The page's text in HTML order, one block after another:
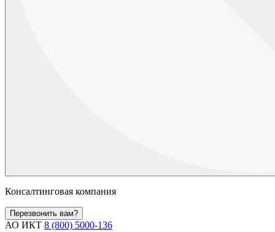
Консалтинговая компания
Перезвонить вам?
АО ИКТ 8 (800) 5000-136